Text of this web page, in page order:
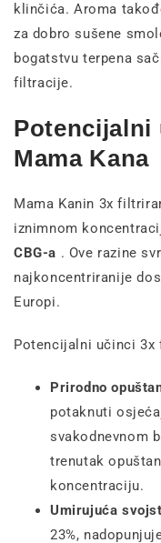
klinčića. Aroma
za dobro sušene
bogatstvu terpena
filtracije.
Potencijalni
Mama Kana
Mama Kanin 3x
iznimnom
CBG-a . Ove razine
najkoncentriranije
Europi.
Potencijalni učinci 3x
Prirodno
potaknuti
svakodnevnom
trenutak
koncentraciju.
Umirujuća
23%,